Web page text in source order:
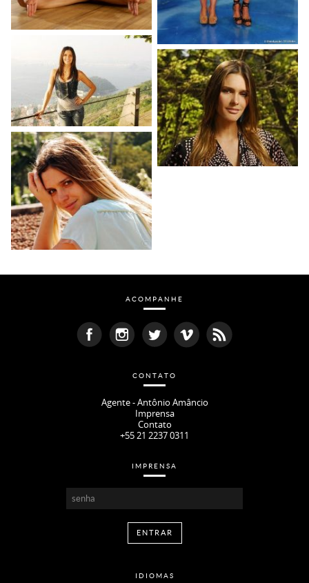
ACOMPANHE
CONTATO
Agente - Antônio Amâncio
Imprensa
Contato
+55 21 2237 0311
IMPRENSA
IDIOMAS